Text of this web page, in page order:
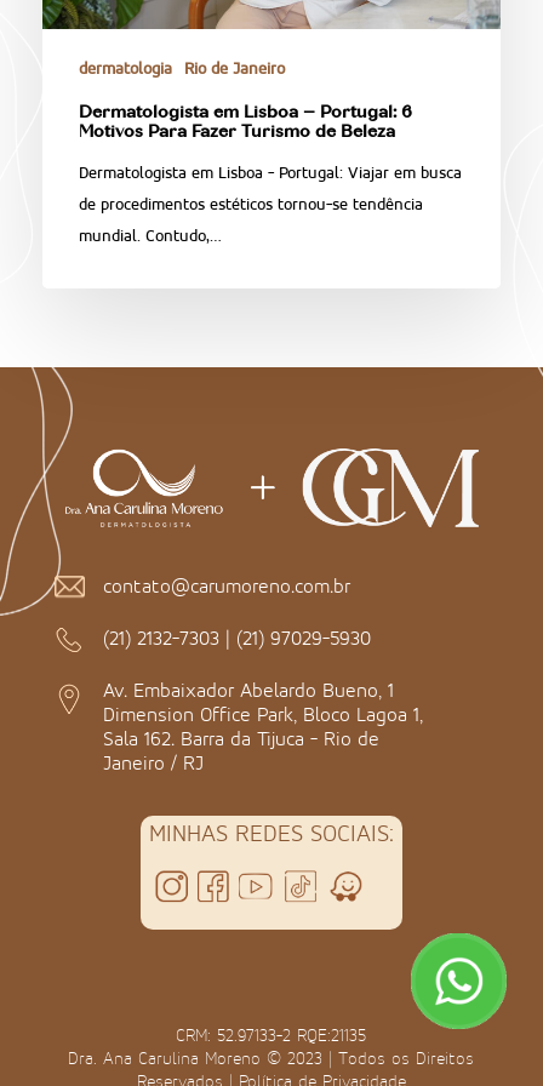
dermatologia Rio de Janeiro
Dermatologista em Lisboa – Portugal: 6
Motivos Para Fazer Turismo de Beleza
Dermatologista em Lisboa - Portugal: Viajar em busca
de procedimentos estéticos tornou‑se tendência
mundial. Contudo,…
contato@carumoreno.com.br
(21) 2132-7303 | (21) 97029-5930
Av. Embaixador Abelardo Bueno, 1
Dimension Office Park, Bloco Lagoa 1,
Sala 162. Barra da Tijuca - Rio de
Janeiro / RJ
MINHAS REDES SOCIAIS:
CRM: 52.97133-2 RQE:21135
Dra. Ana Carulina Moreno © 2023 | Todos os Direitos